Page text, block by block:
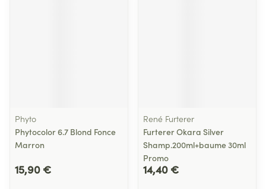
Phyto
Phytocolor 6.7 Blond Fonce
Marron
15,90 €
René Furterer
Furterer Okara Silver
Shamp.200ml+baume 30ml
Promo
14,40 €